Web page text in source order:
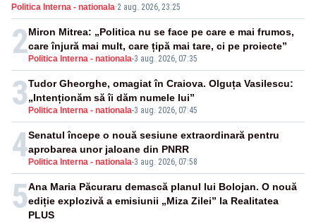
Politica Interna - nationala·2 aug. 2026, 23:25
2 Politica Interna - nationala-3 aug. 2026, 07:35
Miron Mitrea: „Politica nu se face pe care e mai frumos,
care înjură mai mult, care țipă mai tare, ci pe proiecte”
3 Politica Interna - nationala-3 aug. 2026, 07:45
Tudor Gheorghe, omagiat în Craiova. Olguța Vasilescu:
„Intenționăm să îi dăm numele lui”
4 Politica Interna - nationala-3 aug. 2026, 07:58
Senatul începe o nouă sesiune extraordinară pentru
aprobarea unor jaloane din PNRR
5Ana Maria Păcuraru demască planul lui Bolojan. O nouă
ediție explozivă a emisiunii „Miza Zilei” la Realitatea
PLUS